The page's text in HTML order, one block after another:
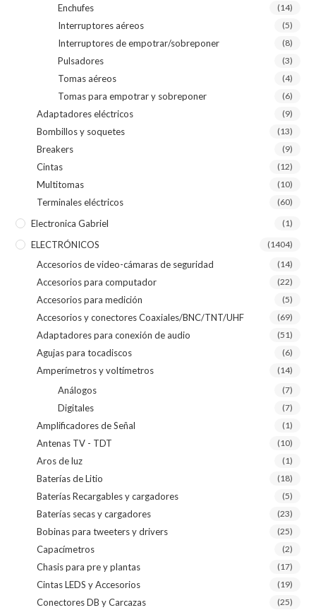
Enchufes (14)
Interruptores aéreos (5)
Interruptores de empotrar/sobreponer (8)
Pulsadores (3)
Tomas aéreos (4)
Tomas para empotrar y sobreponer (6)
Adaptadores eléctricos (9)
Bombillos y soquetes (13)
Breakers (9)
Cintas (12)
Multitomas (10)
Terminales eléctricos (60)
Electronica Gabriel (1)
ELECTRÓNICOS (1404)
Accesorios de video-cámaras de seguridad (14)
Accesorios para computador (22)
Accesorios para medición (5)
Accesorios y conectores Coaxiales/BNC/TNT/UHF (69)
Adaptadores para conexión de audio (51)
Agujas para tocadiscos (6)
Amperímetros y voltímetros (14)
Análogos (7)
Digitales (7)
Amplificadores de Señal (1)
Antenas TV - TDT (10)
Aros de luz (1)
Baterías de Litio (18)
Baterías Recargables y cargadores (5)
Baterías secas y cargadores (23)
Bobinas para tweeters y drivers (25)
Capacímetros (2)
Chasis para pre y plantas (17)
Cintas LEDS y Accesorios (19)
Conectores DB y Carcazas (25)